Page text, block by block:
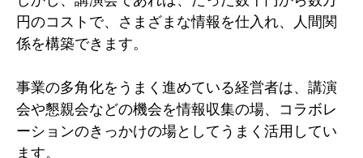
円のコストで、さまざまな情報を仕入れ、人間関
係を構築できます。
事業の多角化をうまく進めている経営者は、講演
会や懇親会などの機会を情報収集の場、コラボレ
ーションのきっかけの場としてうまく活用してい
ます。